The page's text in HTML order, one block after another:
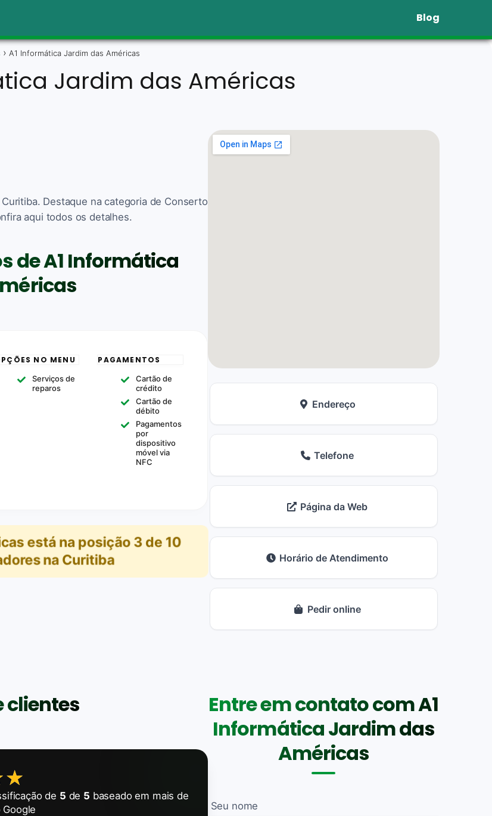
Blog
A1 Informática Jardim das Américas
Jardim das Américas
Destaque na categoria de Conserto
aqui todos os detalhes.
de A1 Informática
NO MENU
Serviços de
reparos
PAGAMENTOS
Cartão de
crédito
Cartão de
débito
Pagamentos
por
dispositivo
móvel via
NFC
está na posição 3 de 10
na Curitiba
Endereço
Telefone
Página da Web
Horário de Atendimento
Pedir online
clientes
de 5 de 5 baseado em mais de
Entre em contato com A1
Informática Jardim das
Américas
Seu nome